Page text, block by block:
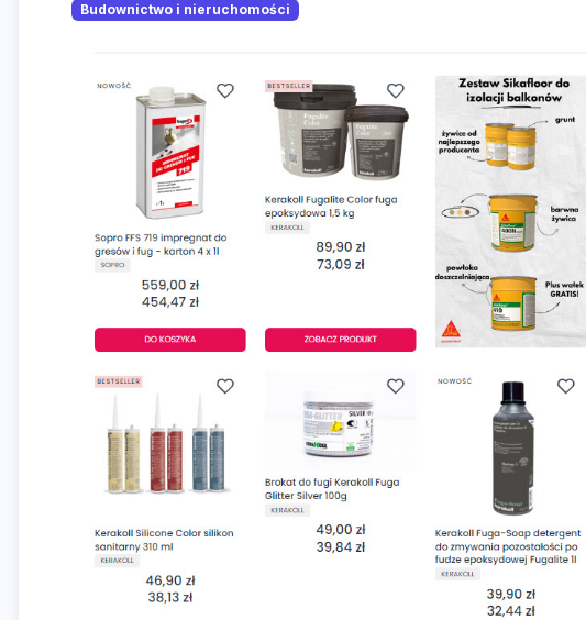
Budownictwo i nieruchomości